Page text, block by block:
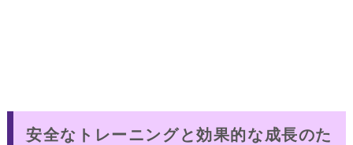
安全なトレーニングと効果的な成長のた